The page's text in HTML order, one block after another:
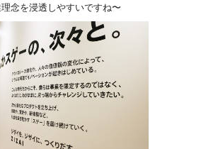
念を浸透しやすいですね〜